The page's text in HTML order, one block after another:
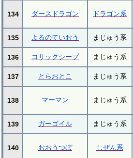
134 ダースドラゴン ドラゴン系
135 よるのていおう まじゅう系
136 コサックシープ まじゅう系
137 とらおとこ まじゅう系
138 マーマン まじゅう系
139 ガーゴイル まじゅう系
140 おおうつぼ しぜん系